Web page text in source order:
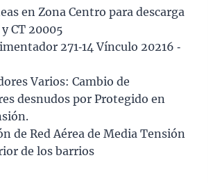
en Zona Centro para descarga
CT 20005
271‐14 Vínculo 20216 ‐
Varios: Cambio de
desnudos por Protegido en
de Red Aérea de Media Tensión
de los barrios